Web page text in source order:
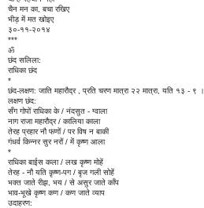
चैन मन का, बचा रखिए
भीड़ में मत खोइए
३०-११-२०१४
***
ॐ
छंद सलिला:
राधिका छंद
*
छंद-लक्षण: जाति महारौद्र , प्रति चरण मात्रा २२ मात्रा, यति १३ - ९ ।
लक्षण छंद:
सँग गोपों राधिका के / नंदसुत - ग्वाला
नाग राजा महारौद्र / कालिया काला
तेरह प्रहार नौ फणों / पर विष न बाकी
गंधर्व किन्नर सुर नरों / में कृष्ण आला
*
राधिका बाईस कला / लख कृष्ण मोहें
तेरह - नौ यति क़ृष्ण-पग / बृज गली सोहें
भक्त जाते रीझ, भय / से असुर जाते काँप
भाव-भूखे कृष्ण कण / कण जाते व्याप
उदाहरण: